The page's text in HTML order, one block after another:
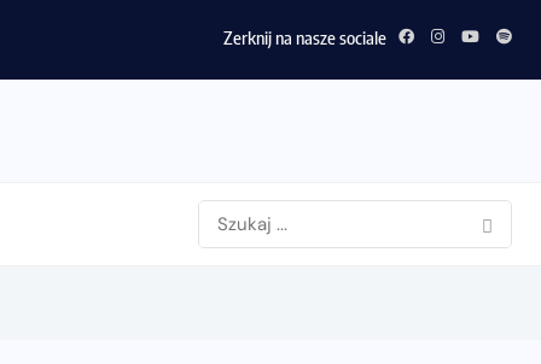
Zerknij na nasze sociale